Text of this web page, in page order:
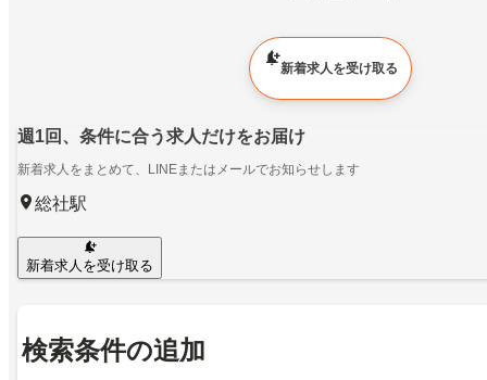
新着求人を受け取る
週1回、条件に合う求人だけをお届け
新着求人をまとめて、LINEまたはメールでお知らせします
総社駅
新着求人を受け取る
検索条件の追加